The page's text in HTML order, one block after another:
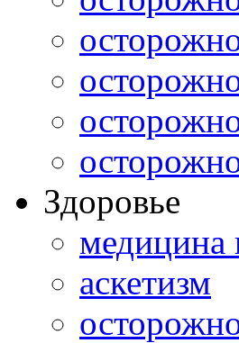
Здоровье
медицина
аскетизм